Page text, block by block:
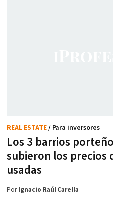
Los 3 barrios
subieron los precios
usadas
REAL ESTATE/ Para inversores
PorIgnacio Raúl Carella